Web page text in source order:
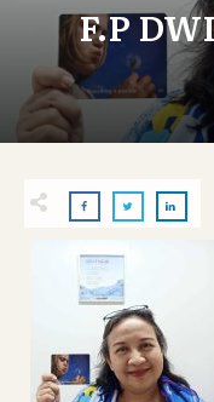
F.P